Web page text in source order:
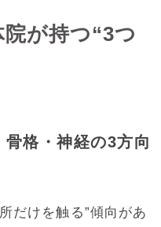
が持つ“3つ
格・神経の3方向
だけを触る”傾向があ